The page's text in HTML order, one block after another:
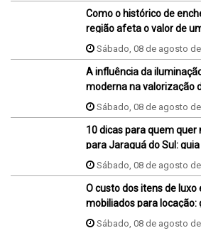
Como o histórico de
região afeta o valor de
hora da venda ou da
Sábado, 08 de agosto
A influência da
moderna na valorização
bairroSábado, 08 de agosto
10 dicas para quem quer
para Jaraguá do Sul:
Sábado, 08 de agosto
O custo dos itens de luxo
mobiliados para locação:
Sábado, 08 de agosto